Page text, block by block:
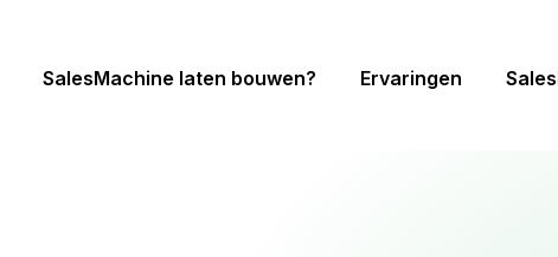
SalesMachine laten bouwen? Ervaringen